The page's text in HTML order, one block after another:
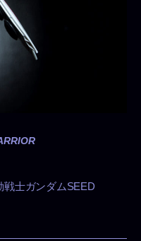
戦士ガンダムSEED